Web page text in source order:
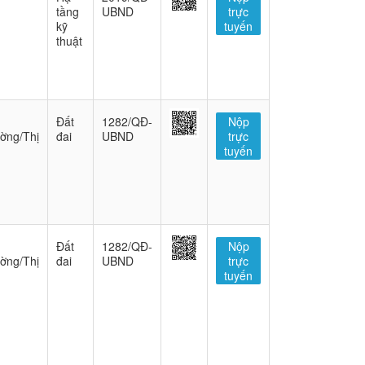
tầng
kỹ
thuật
UBND
trực
tuyến
Thị
Đất
đai
1282/QĐ-
UBND
Nộp
trực
tuyến
Thị
Đất
đai
1282/QĐ-
UBND
Nộp
trực
tuyến